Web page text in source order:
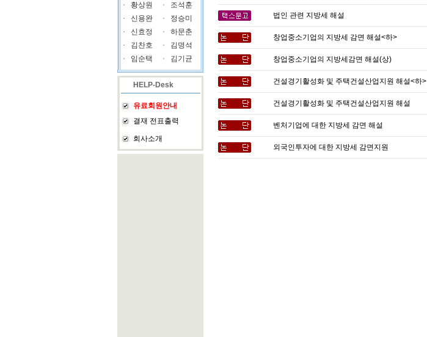
황상원
조석훈
신용완
정승미
신효정
하문춘
김찬호
김명석
임순택
김기균
HELP-Desk
유료회원안내
결재 전표출력
회사소개
법인 관련 지방세 해설
창업중소기업의 지방세 감면 해설<하>
창업중소기업의 지방세감면 해설(상)
건설경기활성화 및 주택건설산업지원 해설<하>
건설경기활성화 및 주택건설산업지원 해설
벤처기업에 대한 지방세 감면 해설
외국인투자에 대한 지방세 감면지원